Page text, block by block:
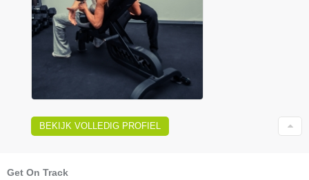
BEKIJK VOLLEDIG PROFIEL
Get On Track